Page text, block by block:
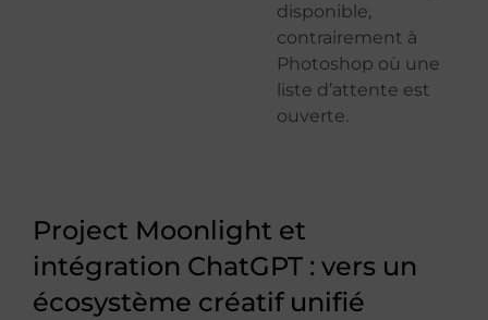
disponible,
contrairement à
Photoshop où une
liste d’attente est
ouverte.
Project Moonlight et
intégration ChatGPT : vers un
écosystème créatif unifié